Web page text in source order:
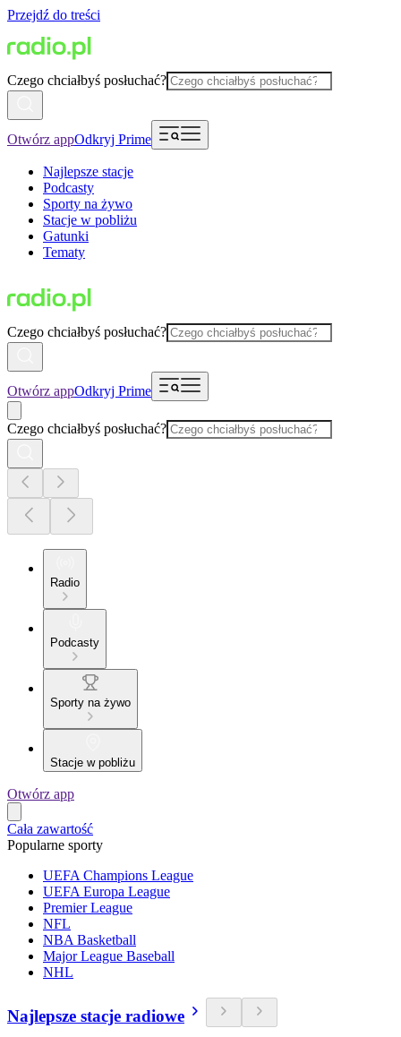
Przejdź do treści
Czego chciałbyś posłuchać?
Otwórz appOdkryj Prime
Najlepsze stacje
Podcasty
Sporty na żywo
Stacje w pobliżu
Gatunki
Tematy
Czego chciałbyś posłuchać?
Otwórz appOdkryj Prime
Czego chciałbyś posłuchać?
Radio
Podcasty
Sporty na żywo
Stacje w pobliżu
Otwórz app
Cała zawartość
Popularne sporty
UEFA Champions League
UEFA Europa League
Premier League
NFL
NBA Basketball
Major League Baseball
NHL
Najlepsze stacje radiowe